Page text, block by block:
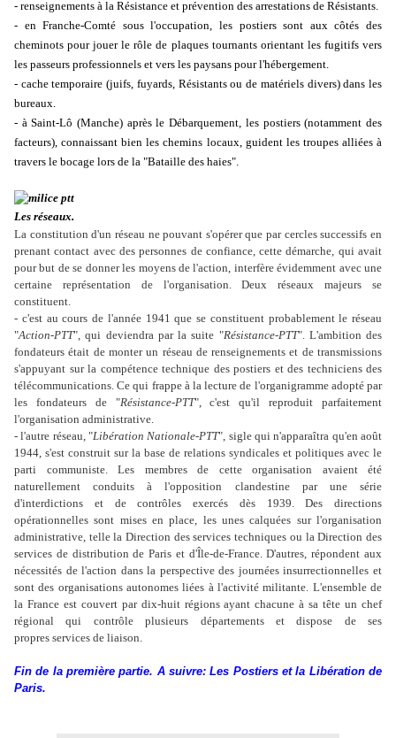
- renseignements à la Résistance et prévention des arrestations de Résistants.
- en Franche-Comté sous l'occupation, les postiers sont aux côtés des
cheminots pour jouer le rôle de plaques tournants orientant les fugitifs vers
les passeurs professionnels et vers les paysans pour l'hébergement.
- cache temporaire (juifs, fuyards, Résistants ou de matériels divers) dans les
bureaux.
- à Saint-Lô (Manche) après le Débarquement, les postiers (notamment des
facteurs), connaissant bien les chemins locaux, guident les troupes alliées à
travers le bocage lors de la "Bataille des haies".
Les réseaux.
La constitution d'un réseau ne pouvant s'opérer que par cercles successifs en
prenant contact avec des personnes de confiance, cette démarche, qui avait
pour but de se donner les moyens de l'action, interfère évidemment avec une
certaine représentation de l'organisation. Deux réseaux majeurs se
constituent.
- c'est au cours de l'année 1941 que se constituent probablement le réseau
"Action-PTT", qui deviendra par la suite "Résistance-PTT". L'ambition des
fondateurs était de monter un réseau de renseignements et de transmissions
s'appuyant sur la compétence technique des postiers et des techniciens des
télécommunications. Ce qui frappe à la lecture de l'organigramme adopté par
les fondateurs de "Résistance-PTT", c'est qu'il reproduit parfaitement
l'organisation administrative.
- l'autre réseau, "Libération Nationale-PTT", sigle qui n'apparaîtra qu'en août
1944, s'est construit sur la base de relations syndicales et politiques avec le
parti communiste. Les membres de cette organisation avaient été
naturellement conduits à l'opposition clandestine par une série
d'interdictions et de contrôles exercés dès 1939. Des directions
opérationnelles sont mises en place, les unes calquées sur l'organisation
administrative, telle la Direction des services techniques ou la Direction des
services de distribution de Paris et d'Île-de-France. D'autres, répondent aux
nécessités de l'action dans la perspective des journées insurrectionnelles et
sont des organisations autonomes liées à l'activité militante. L'ensemble de
la France est couvert par dix-huit régions ayant chacune à sa tête un chef
régional qui contrôle plusieurs départements et dispose de ses
propres services de liaison.
Fin de la première partie. A suivre: Les Postiers et la Libération de
Paris.